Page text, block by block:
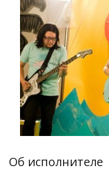
Об исполнителе